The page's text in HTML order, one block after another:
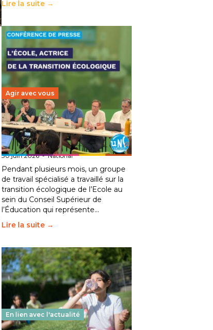
Lire la suite →
Agir avec vous
Transition écologique de
l’éducation : l’UNSA Éducation
fait bouger les lignes
30 juin 2026-National
Pendant plusieurs mois, un groupe
de travail spécialisé a travaillé sur la
transition écologique de l’Ecole au
sein du Conseil Supérieur de
l’Éducation qui représente…
Lire la suite →
En lien avec l'actualité